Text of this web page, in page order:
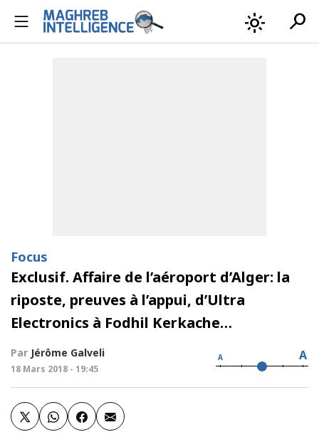
light_mode search
Focus
Exclusif. Affaire de l’aéroport d’Alger: la
riposte, preuves à l’appui, d’Ultra
Electronics à Fodhil Kerkache…
Par Jérôme Galveli
18 Mars 2018 - 19:45
A A